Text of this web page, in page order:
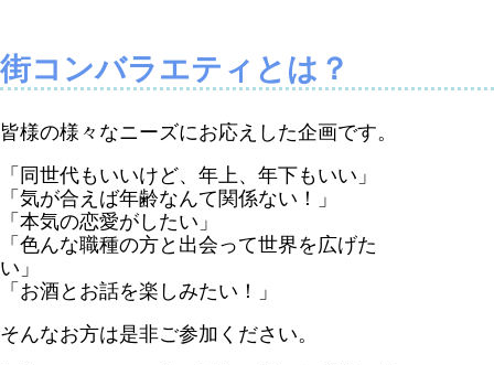
街コンバラエティとは？
皆様の様々なニーズにお応えした企画です。
「同世代もいいけど、年上、年下もいい」
「気が合えば年齢なんて関係ない！」
「本気の恋愛がしたい」
「色んな職種の方と出会って世界を広げた
い」
「お酒とお話を楽しみたい！」
そんなお方は是非ご参加ください。